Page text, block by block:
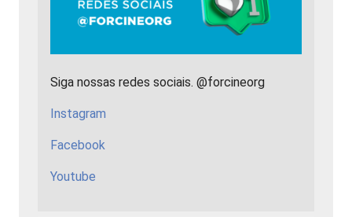
Siga nossas redes sociais. @forcineorg
Instagram
Facebook
Youtube